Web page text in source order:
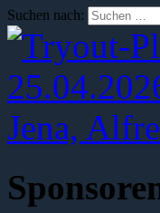
Suchen nach: